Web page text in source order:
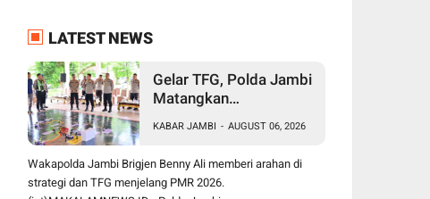
LATEST NEWS
Gelar TFG, Polda Jambi
Matangkan
Merdeka Run 2026,
Libatkan 1.750
Personel
KABAR JAMBI - AUGUST 06, 2026
Wakapolda Jambi Brigjen Benny Ali memberi arahan di
strategi dan TFG menjelang PMR 2026.